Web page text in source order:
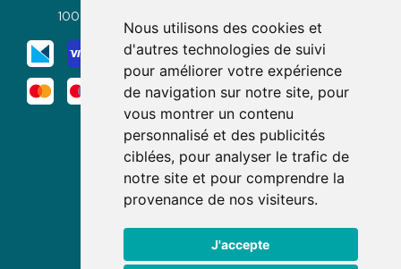
Nous utilisons des cookies et
d'autres technologies de suivi
pour améliorer votre expérience
de navigation sur notre site, pour
vous montrer un contenu
personnalisé et des publicités
ciblées, pour analyser le trafic de
notre site et pour comprendre la
provenance de nos visiteurs.
J'accepte
100% sécurisé
Mode de livraison
Nous suivre